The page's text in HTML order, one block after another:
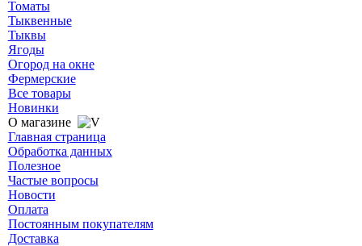
Томаты
Тыквенные
Тыквы
Ягоды
Огород на окне
Фермерские
Все товары
Новинки
О магазине
Главная страница
Обработка данных
Полезное
Частые вопросы
Новости
Оплата
Постоянным покупателям
Доставка